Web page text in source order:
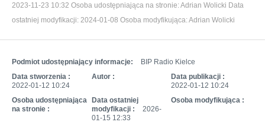
2023-11-23 10:32 Osoba udostępniająca na stronie:Adrian Wolicki Data
ostatniej modyfikacji: 2024-01-08 Osoba modyfikująca:Adrian Wolicki
Podmiot udostępniający informacje:
BIP Radio Kielce
Data stworzenia :
2022-01-12 10:24
Autor :
Data publikacji :
2022-01-12 10:24
Osoba udostępniająca
na stronie :
Data ostatniej
modyfikacji :
2026-
01-15 12:33
Osoba modyfikująca :